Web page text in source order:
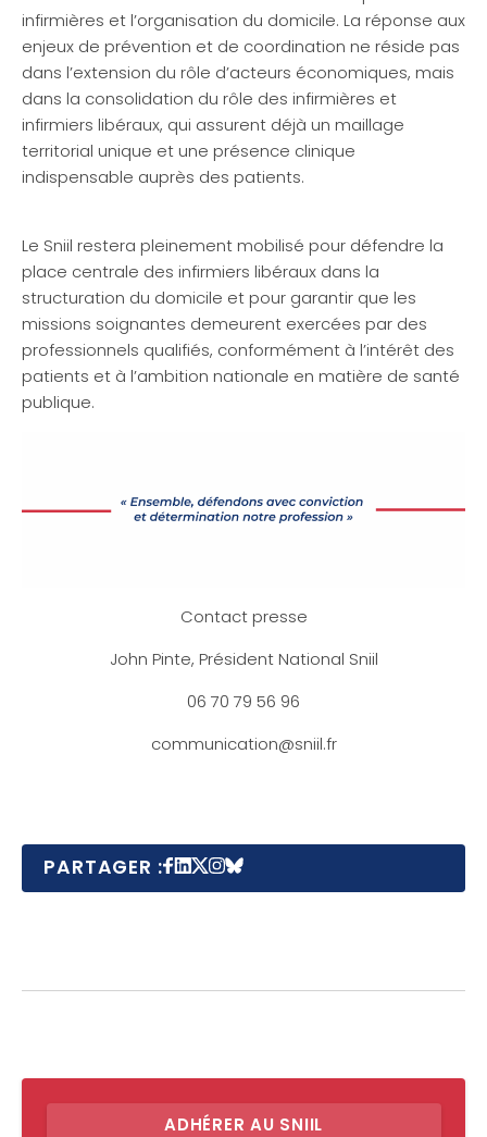
infirmières et l’organisation du domicile. La réponse aux
enjeux de prévention et de coordination ne réside pas
dans l’extension du rôle d’acteurs économiques, mais
dans la consolidation du rôle des infirmières et
infirmiers libéraux, qui assurent déjà un maillage
territorial unique et une présence clinique
indispensable auprès des patients.
Le Sniil restera pleinement mobilisé pour défendre la
place centrale des infirmiers libéraux dans la
structuration du domicile et pour garantir que les
missions soignantes demeurent exercées par des
professionnels qualifiés, conformément à l’intérêt des
patients et à l’ambition nationale en matière de santé
publique.
Contact presse
John Pinte, Président National Sniil
06 70 79 56 96
communication@sniil.fr
PARTAGER :
ADHÉRER AU SNIIL